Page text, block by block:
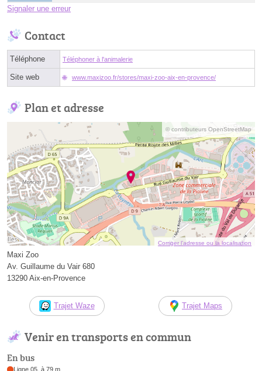
Signaler une erreur
Contact
Téléphone Téléphoner à l'animalerie
Site web www.maxizoo.fr/stores/maxi-zoo-aix-en-provence/
Plan et adresse
© contributeurs OpenStreetMap
Corriger l’adresse ou la localisation
Maxi Zoo
Av. Guillaume du Vair 680
13290 Aix-en-Provence
Trajet Waze Trajet Maps
Venir en transports en commun
En bus
Ligne 05, à 79 m